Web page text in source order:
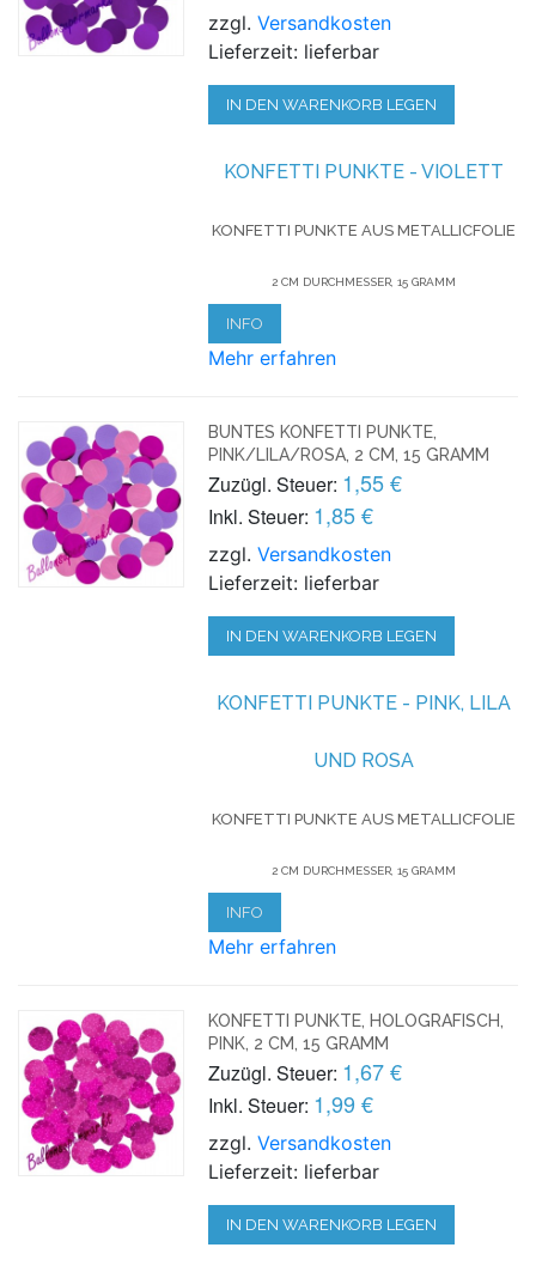
zzgl.Versandkosten
Lieferzeit: lieferbar
IN DEN WARENKORB LEGEN
KONFETTI PUNKTE - VIOLETT
KONFETTI PUNKTE AUS METALLICFOLIE
2 CM DURCHMESSER, 15 GRAMM
INFO
Mehr erfahren
BUNTES KONFETTI PUNKTE,
PINK/LILA/ROSA, 2 CM, 15 GRAMM
Zuzügl. Steuer: 1,55 €
Inkl. Steuer: 1,85 €
zzgl.Versandkosten
Lieferzeit: lieferbar
IN DEN WARENKORB LEGEN
KONFETTI PUNKTE - PINK, LILA
UND ROSA
KONFETTI PUNKTE AUS METALLICFOLIE
2 CM DURCHMESSER, 15 GRAMM
INFO
Mehr erfahren
KONFETTI PUNKTE, HOLOGRAFISCH,
PINK, 2 CM, 15 GRAMM
Zuzügl. Steuer: 1,67 €
Inkl. Steuer: 1,99 €
zzgl.Versandkosten
Lieferzeit: lieferbar
IN DEN WARENKORB LEGEN